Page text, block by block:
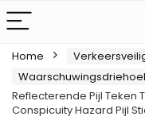
Home
Reflecterende Pijl Teken
Conspicuity Hazard Pijl